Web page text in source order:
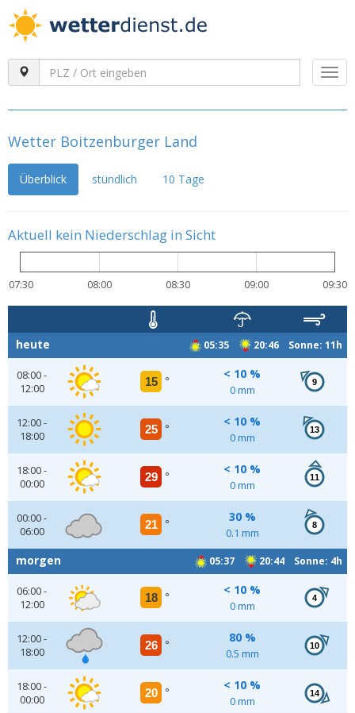
Wetter Boitzenburger Land
Überblick stündlich 10 Tage
Aktuell kein Niederschlag in Sicht
07:30 08:00 08:30 09:00 09:30
05:35 20:46 Sonne: 11h
heute
08:00 -
12:00
15 °
< 10 %
0 mm
9
12:00 -
18:00
25 °
< 10 %
0 mm
13
18:00 -
00:00
29 °
< 10 %
0 mm
11
00:00 -
06:00
21 °
30 %
0.1 mm
8
05:37 20:44 Sonne: 4h
morgen
06:00 -
12:00
18 °
< 10 %
0 mm
4
12:00 -
18:00
26 °
80 %
0.5 mm
10
18:00 -
00:00
20 °
< 10 %
0 mm
14